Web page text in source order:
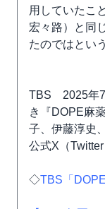
用していたこ
宏々路）と同
たのではとい
TBS 2025年7
き『DOPE麻
子、伊藤淳史
公式X（
◇TBS「